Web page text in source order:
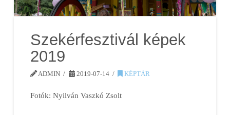
Szekérfesztivál képek
2019
ADMIN 2019-07-14 KÉPTÁR
Fotók: Nyilván Vaszkó Zsolt